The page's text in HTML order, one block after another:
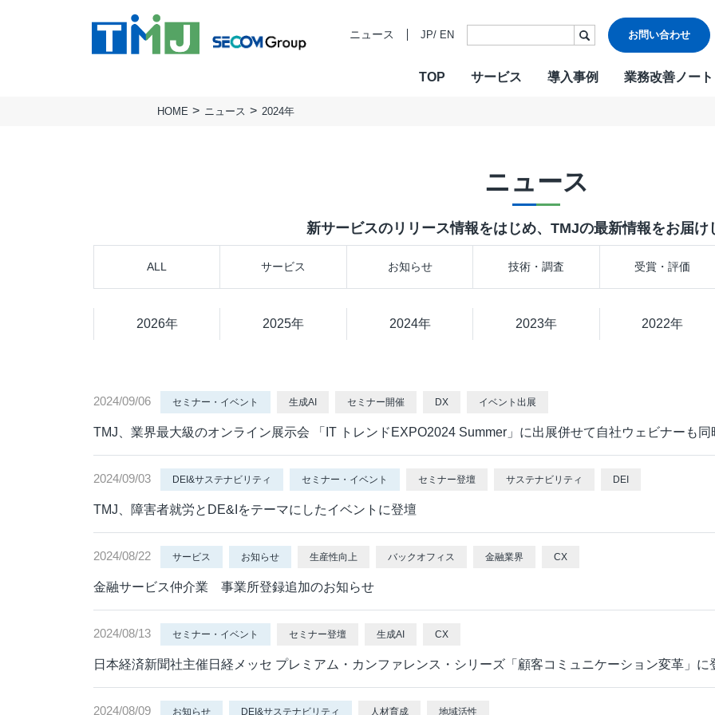
ニュース JP/ EN お問い合わせ
TOP サービス 導入事例 業務改善ノート
カスタマージャーニー調査支援
応対品質改善支援
NPS導入支援サービス
ミステリーコール
WEB制作サービス
テクニカルサポート
チャットボット
高齢者応対トレーニングツール「ジェロトーク」
採
TMJの強み
TMJお客様応対方針
HOME ニュース 2024年
ニュース
新サービスのリリース情報をはじめ、TMJの最新情報をお届け
ALL サービス お知らせ 技術・調査 受賞・評価
2026年 2025年 2024年 2023年 2022年
2024/09/06 セミナー・イベント 生成AI セミナー開催 DX イベント出展
TMJ、業界最大級のオンライン展示会 「IT トレンドEXPO2024 Summer」に出展併せて自社ウェビナーも同
2024/09/03 DEI&サステナビリティ セミナー・イベント セミナー登壇 サステナビリティ DEI
TMJ、障害者就労とDE&Iをテーマにしたイベントに登壇
2024/08/22 サービス お知らせ 生産性向上 バックオフィス 金融業界 CX
金融サービス仲介業 事業所登録追加のお知らせ
2024/08/13 セミナー・イベント セミナー登壇 生成AI CX
日本経済新聞社主催日経メッセ プレミアム・カンファレンス・シリーズ「顧客コミュニケーション変革」に
2024/08/09 お知らせ DEI&サステナビリティ 人材育成 地域活性